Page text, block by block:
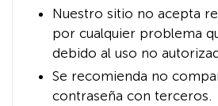
Nuestro sitio no acepta
por cualquier problema
debido al uso no
Se recomienda no
contraseña con terceros.